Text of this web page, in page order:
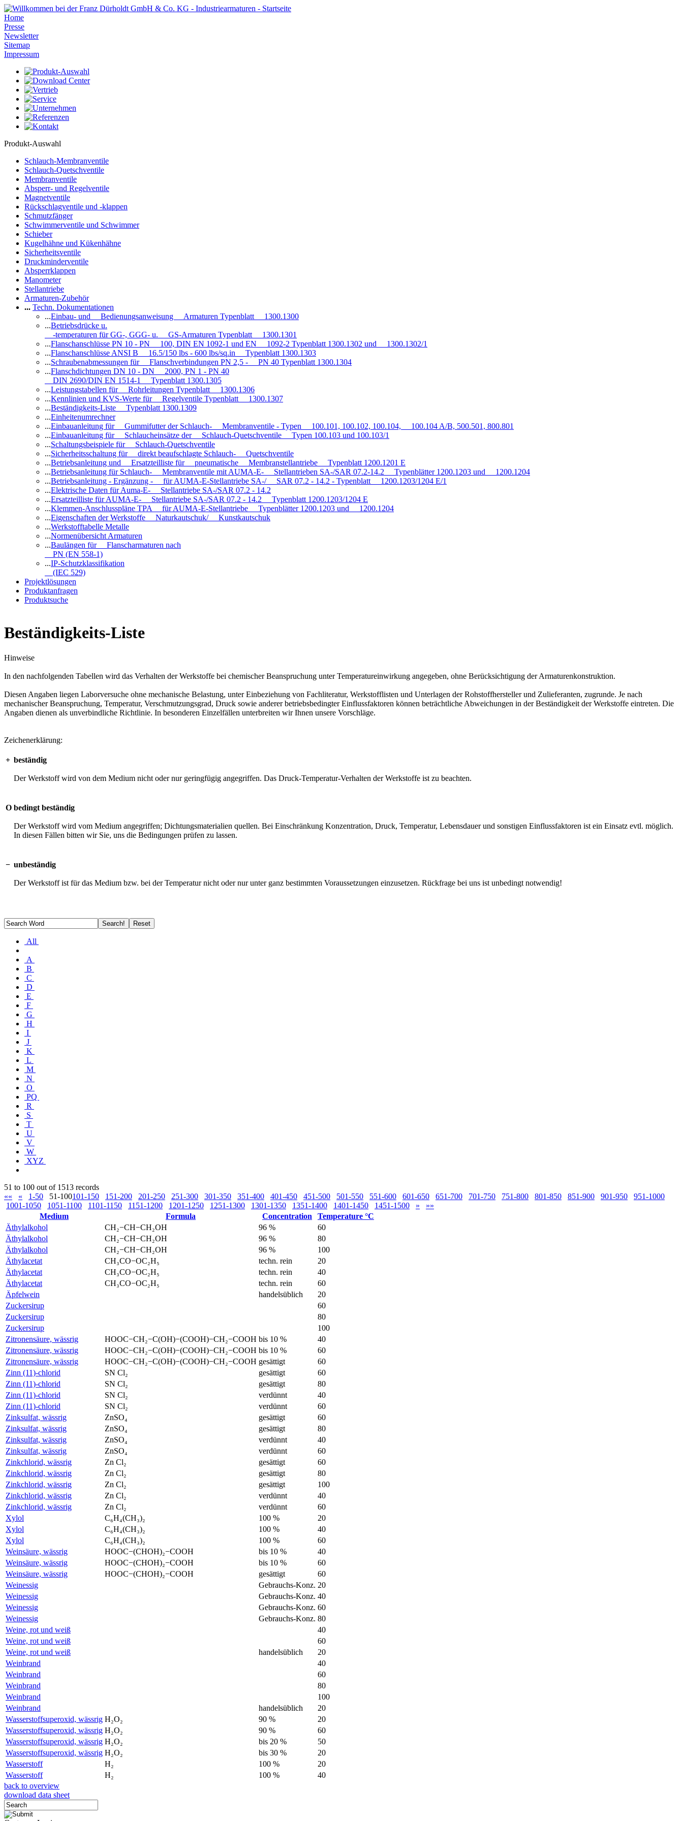
Home
Presse
Newsletter
Sitemap
Impressum
Produkt-Auswahl
Schlauch-Membranventile
Schlauch-Quetschventile
Membranventile
Absperr- und Regelventile
Magnetventile
Rückschlagventile und -klappen
Schmutzfänger
Schwimmerventile und Schwimmer
Schieber
Kugelhähne und Kükenhähne
Sicherheitsventile
Druckminderventile
Absperrklappen
Manometer
Stellantriebe
Armaturen-Zubehör
... Techn. Dokumentationen
...Einbau- und Bedienungsanweisung Armaturen Typenblatt 1300.1300
...Betriebsdrücke u.
-temperaturen für GG-, GGG- u. GS-Armaturen Typenblatt 1300.1301
...Flanschanschlüsse PN 10 - PN 100, DIN EN 1092-1 und EN 1092-2 Typenblatt 1300.1302 und 1300.1302/1
...Flanschanschlüsse ANSI B 16.5/150 lbs - 600 lbs/sq.in Typenblatt 1300.1303
...Schraubenabmessungen für Flanschverbindungen PN 2,5 - PN 40 Typenblatt 1300.1304
...Flanschdichtungen DN 10 - DN 2000, PN 1 - PN 40
DIN 2690/DIN EN 1514-1 Typenblatt 1300.1305
...Leistungstabellen für Rohrleitungen Typenblatt 1300.1306
...Kennlinien und KVS-Werte für Regelventile Typenblatt 1300.1307
...Beständigkeits-Liste Typenblatt 1300.1309
...Einheitenumrechner
...Einbauanleitung für Gummifutter der Schlauch- Membranventile - Typen 100.101, 100.102, 100.104, 100.104 A/B, 500.501, 800.801
...Einbauanleitung für Schlaucheinsätze der Schlauch-Quetschventile Typen 100.103 und 100.103/1
...Schaltungsbeispiele für Schlauch-Quetschventile
...Sicherheitsschaltung für direkt beaufschlagte Schlauch- Quetschventile
...Betriebsanleitung und Ersatzteilliste für pneumatische Membranstellantriebe Typenblatt 1200.1201 E
...Betriebsanleitung für Schlauch- Membranventile mit AUMA-E- Stellantrieben SA-/SAR 07.2-14.2 Typenblätter 1200.1203 und 1200.1204
...Betriebsanleitung - Ergänzung - für AUMA-E-Stellantriebe SA-/ SAR 07.2 - 14.2 - Typenblatt 1200.1203/1204 E/1
...Elektrische Daten für Auma-E- Stellantriebe SA-/SAR 07.2 - 14.2
...Ersatzteilliste für AUMA-E- Stellantriebe SA-/SAR 07.2 - 14.2 Typenblatt 1200.1203/1204 E
...Klemmen-Anschlusspläne TPA für AUMA-E-Stellantriebe Typenblätter 1200.1203 und 1200.1204
...Eigenschaften der Werkstoffe Naturkautschuk/ Kunstkautschuk
...Werkstofftabelle Metalle
...Normenübersicht Armaturen
...Baulängen für Flanscharmaturen nach
PN (EN 558-1)
...IP-Schutzklassifikation
(IEC 529)
Projektlösungen
Produktanfragen
Produktsuche
Beständigkeits-Liste
Hinweise
In den nachfolgenden Tabellen wird das Verhalten der Werkstoffe bei chemischer Beanspruchung unter Temperatureinwirkung angegeben, ohne Berücksichtigung der Armaturenkonstruktion.
Diesen Angaben liegen Laborversuche ohne mechanische Belastung, unter Einbeziehung von Fachliteratur, Werkstofflisten und Unterlagen der Rohstoffhersteller und Zulieferanten, zugrunde. Je nach
mechanischer Beanspruchung, Temperatur, Verschmutzungsgrad, Druck sowie anderer betriebsbedingter Einflussfaktoren können beträchtliche Abweichungen in der Beständigkeit der Werkstoffe eintreten. Die
Angaben dienen als unverbindliche Richtlinie. In besonderen Einzelfällen unterbreiten wir Ihnen unsere Vorschläge.
Zeichenerklärung:
+ beständig
Der Werkstoff wird von dem Medium nicht oder nur geringfügig angegriffen. Das Druck-Temperatur-Verhalten der Werkstoffe ist zu beachten.
O bedingt beständig
Der Werkstoff wird vom Medium angegriffen; Dichtungsmaterialien quellen. Bei Einschränkung Konzentration, Druck, Temperatur, Lebensdauer und sonstigen Einflussfaktoren ist ein Einsatz evtl. möglich.
In diesen Fällen bitten wir Sie, uns die Bedingungen prüfen zu lassen.
− unbeständig
Der Werkstoff ist für das Medium bzw. bei der Temperatur nicht oder nur unter ganz bestimmten Voraussetzungen einzusetzen. Rückfrage bei uns ist unbedingt notwendig!
All
A
B
C
D
E
F
G
H
I
J
K
L
M
N
O
PQ
R
S
T
U
V
W
XYZ
51 to 100 out of 1513 records
««
« 1-50 51-100101-150 151-200 201-250 251-300 301-350 351-400 401-450 451-500 501-550 551-600 601-650 651-700 701-750 751-800 801-850 851-900 901-950
951-1000
1001-1050
1051-1100 1101-1150 1151-1200 1201-1250 1251-1300 1301-1350 1351-1400 1401-1450 1451-1500 »
»»
Medium
Formula Concentration
Temperature °C
Äthylalkohol
CH₂−CH−CH₂OH 96 %
60
Äthylalkohol
CH₂−CH−CH₂OH 96 %
80
Äthylalkohol
CH₂−CH−CH₂OH 96 %
100
Äthylacetat
CH₃CO−OC₂H₅ techn. rein
20
Äthylacetat
CH₃CO−OC₂H₅ techn. rein
40
Äthylacetat
CH₃CO−OC₂H₅ techn. rein
60
Äpfelwein
handelsüblich
20
Zuckersirup
60
Zuckersirup
80
Zuckersirup
100
Zitronensäure, wässrig
HOOC−CH₂−C(OH)−(COOH)−CH₂−COOH bis 10 %
40
Zitronensäure, wässrig
HOOC−CH₂−C(OH)−(COOH)−CH₂−COOH bis 10 %
60
Zitronensäure, wässrig
HOOC−CH₂−C(OH)−(COOH)−CH₂−COOH gesättigt
60
Zinn (11)-chlorid
SN Cl₂ gesättigt
60
Zinn (11)-chlorid
SN Cl₂ gesättigt
80
Zinn (11)-chlorid
SN Cl₂ verdünnt
40
Zinn (11)-chlorid
SN Cl₂ verdünnt
60
Zinksulfat, wässrig
ZnSO₄ gesättigt
60
Zinksulfat, wässrig
ZnSO₄ gesättigt
80
Zinksulfat, wässrig
ZnSO₄ verdünnt
40
Zinksulfat, wässrig
ZnSO₄ verdünnt
60
Zinkchlorid, wässrig
Zn Cl₂ gesättigt
60
Zinkchlorid, wässrig
Zn Cl₂ gesättigt
80
Zinkchlorid, wässrig
Zn Cl₂ gesättigt
100
Zinkchlorid, wässrig
Zn Cl₂ verdünnt
40
Zinkchlorid, wässrig
Zn Cl₂ verdünnt
60
Xylol
C₆H₄(CH₃)₂ 100 %
20
Xylol
C₆H₄(CH₃)₂ 100 %
40
Xylol
C₆H₄(CH₃)₂ 100 %
60
Weinsäure, wässrig
HOOC−(CHOH)₂−COOH bis 10 %
40
Weinsäure, wässrig
HOOC−(CHOH)₂−COOH bis 10 %
60
Weinsäure, wässrig
HOOC−(CHOH)₂−COOH gesättigt
60
Weinessig
Gebrauchs-Konz. 20
Weinessig
Gebrauchs-Konz. 40
Weinessig
Gebrauchs-Konz. 60
Weinessig
Gebrauchs-Konz. 80
Weine, rot und weiß
40
Weine, rot und weiß
60
Weine, rot und weiß
handelsüblich
20
Weinbrand
40
Weinbrand
60
Weinbrand
80
Weinbrand
100
Weinbrand
handelsüblich
20
Wasserstoffsuperoxid, wässrig H₂O₂ 90 %
20
Wasserstoffsuperoxid, wässrig H₂O₂ 90 %
60
Wasserstoffsuperoxid, wässrig H₂O₂ bis 20 %
50
Wasserstoffsuperoxid, wässrig H₂O₂ bis 30 %
20
Wasserstoff
H₂ 100 %
20
Wasserstoff
H₂ 100 %
40
back to overview
download data sheet